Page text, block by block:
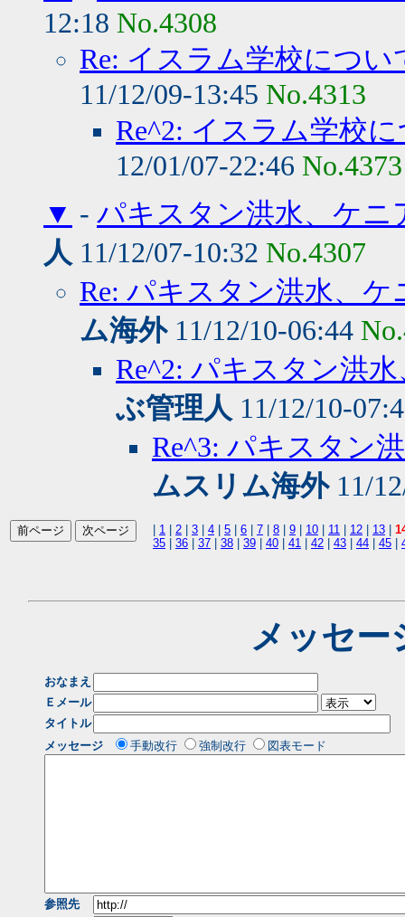
12:18 No.4308
Re: イスラム学校につ
11/12/09-13:45 No.4313
Re^2: イスラム学校
12/01/07-22:46 No.4373
▼ - パキスタン洪水、ケ
人 11/12/07-10:32 No.4307
Re: パキスタン洪水、
ム海外11/12/10-06:44
Re^2: パキスタン洪
ぶ管理人 11/12/10-
Re^3: パキスタン
ムスリム海外11/
1 2 3 4 5 6 7 8 9 10 11 12 13
35
36 37 38 39 40 41 42 43 44 45
メッセー
おなまえ
Ｅメール
タイトル
メッセージ
手動改行 強制改行 図表モード
参照先